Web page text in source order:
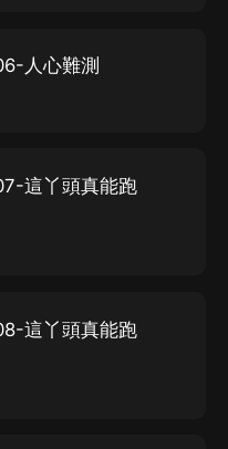
人心難測
這丫頭真能跑
這丫頭真能跑